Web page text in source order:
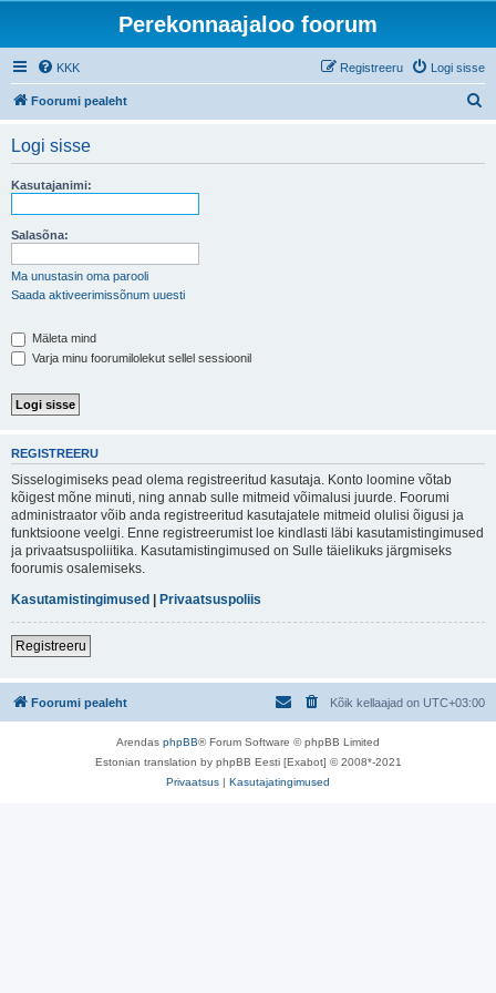
Perekonnaajaloo foorum
KKK Logi sisse
Registreeru
Foorumi pealeht
Logi sisse
Kasutajanimi:
Salasõna:
Ma unustasin oma parooli
Saada aktiveerimissõnum uuesti
Mäleta mind
Varja minu foorumilolekut sellel sessioonil
REGISTREERU
Sisselogimiseks pead olema registreeritud kasutaja. Konto loomine võtab
kõigest mõne minuti, ning annab sulle mitmeid võimalusi juurde. Foorumi
administraator võib anda registreeritud kasutajatele mitmeid olulisi õigusi ja
funktsioone veelgi. Enne registreerumist loe kindlasti läbi kasutamistingimused
ja privaatsuspoliitika. Kasutamistingimused on Sulle täielikuks järgmiseks
foorumis osalemiseks.
Kasutamistingimused | Privaatsuspoliis
Registreeru
Foorumi pealeht Kõik kellaajad on UTC+03:00
Arendas phpBB® Forum Software © phpBB Limited
Estonian translation by phpBB Eesti [Exabot] © 2008*-2021
Privaatsus | Kasutajatingimused